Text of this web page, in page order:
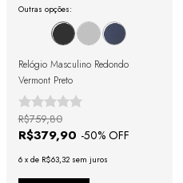
Outras opções:
Relógio Masculino Redondo
Vermont Preto
R$379,90 -50% OFF
R$759,80
6 x de R$63,32 sem juros